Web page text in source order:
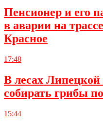
Пенсионер и его
в аварии на
Красное
17:48
В лесах Липецкой
собирать грибы
15:44